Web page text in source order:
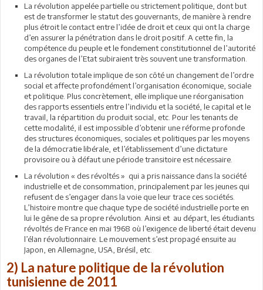
La révolution appelée partielle ou strictement politique, dont but
est de transformer le statut des gouvernants, de manière à rendre
plus étroit le contact entre l’idée de droit et ceux qui ont la charge
d’en assurer la pénétration dans le droit positif. A cette fin, la
compétence du peuple et le fondement constitutionnel de l’autorité
des organes de l’Etat subiraient très souvent une transformation.
La révolution totale implique de son côté un changement de l’ordre
social et affecte profondément l’organisation économique, sociale
et politique. Plus concrètement, elle implique une réorganisation
des rapports essentiels entre l’individu et la société, le capital et le
travail, la répartition du produit social, etc. Pour les tenants de
cette modalité, il est impossible d’obtenir une réforme profonde
des structures économiques, sociales et politiques par les moyens
de la démocratie libérale, et l’établissement d’une dictature
provisoire ou à défaut une période transitoire est nécessaire.
La révolution « des révoltés » qui a pris naissance dans la société
industrielle et de consommation, principalement par les jeunes qui
refusent de s’engager dans la voie que leur trace ces sociétés.
L’histoire montre que chaque type de société industrielle porte en
lui le gêne de sa propre révolution. Ainsi et au départ, les étudiants
révoltés de France en mai 1968 où l’exigence de liberté était devenu
l’élan révolutionnaire. Le mouvement s’est propagé ensuite au
Japon, en Allemagne, USA, Brésil, etc.
2) La nature politique de la révolution
tunisienne de 2011